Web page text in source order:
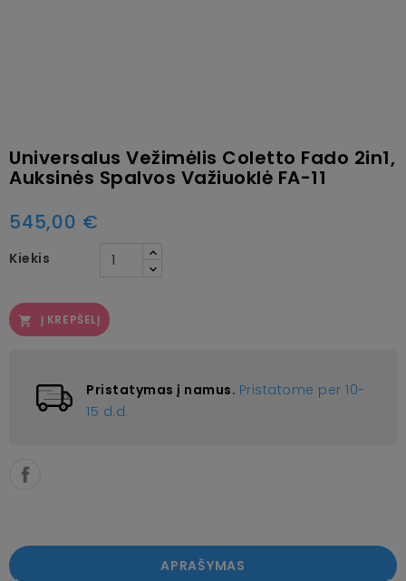
Universalus Vežimėlis Coletto Fado 2in1,
Auksinės Spalvos Važiuoklė FA-11
545,00 €
Kiekis
 Į KREPŠELĮ
Pristatymas į namus. Pristatome per 10-
15 d.d.
APRAŠYMAS